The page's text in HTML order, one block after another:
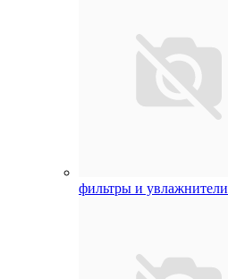
фильтры и увлажнители